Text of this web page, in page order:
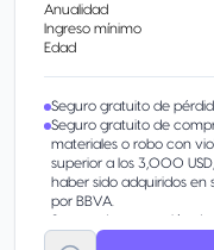
Anualidad
Ingreso mínimo
Edad
Seguro gratuito de
Seguro gratuito de
materiales o robo con
superior a los 3,000
haber sido adquiridos
por BBVA.
Seguro de protección de
artículo más barato en